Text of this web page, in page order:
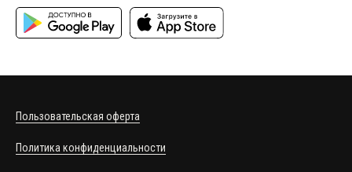
Пользовательская оферта
Политика конфиденциальности